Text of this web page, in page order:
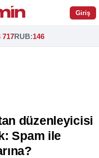
Giriş
717RUB:146
düzenleyicisi
Spam ile